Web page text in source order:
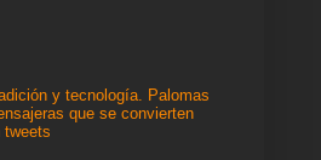
y tecnología. Palomas
que se convierten
tweets